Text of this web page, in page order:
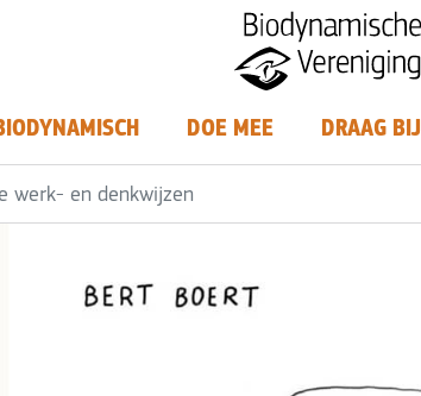
DOE MEE DRAAG BIJ
werk- en denkwijzen